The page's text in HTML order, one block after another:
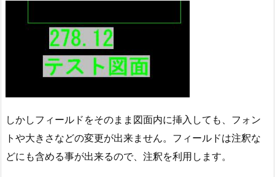
しかしフィールドをそのまま図面内に挿入しても、フォン
トや大きさなどの変更が出来ません。フィールドは注釈な
どにも含める事が出来るので、注釈を利用します。